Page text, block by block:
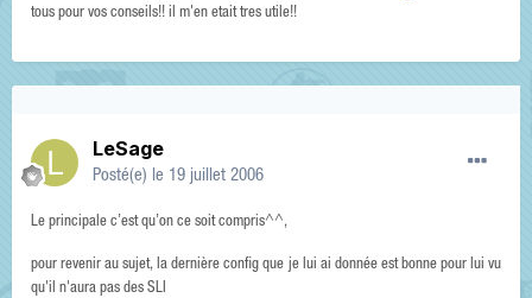
tous pour vos conseils!! il m'en etait tres utile!!
LeSage
Posté(e) le 19 juillet 2006
Le principale c’est qu’on ce soit compris^^,
pour revenir au sujet, la dernière config que je lui ai donnée est bonne pour lui vu
qu'il n'aura pas des SLI